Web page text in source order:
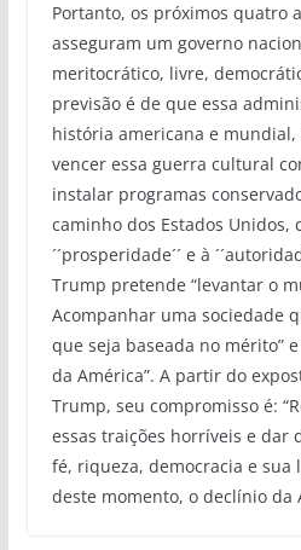
Portanto, os próximos quatro
asseguram um governo
meritocrático, livre,
previsão é de que essa
história americana e
vencer essa guerra cultural
instalar programas
caminho dos Estados Unidos,
´´prosperidade´´ e à
Trump pretende “levantar o
Acompanhar uma sociedade
que seja baseada no mérito”
da América”. A partir do
Trump, seu compromisso é:
essas traições horríveis e dar
fé, riqueza, democracia e
deste momento, o declínio da